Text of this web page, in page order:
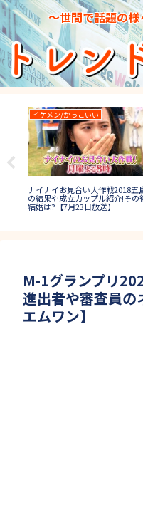
～世間で話題の
イケメン/かっこいい
ナイナイお見合い大作戦2018五
の結果や成立カップル紹介!その
結婚は?【7月23日放送】
M-1グランプリ
進出者や審査員
エムワン】